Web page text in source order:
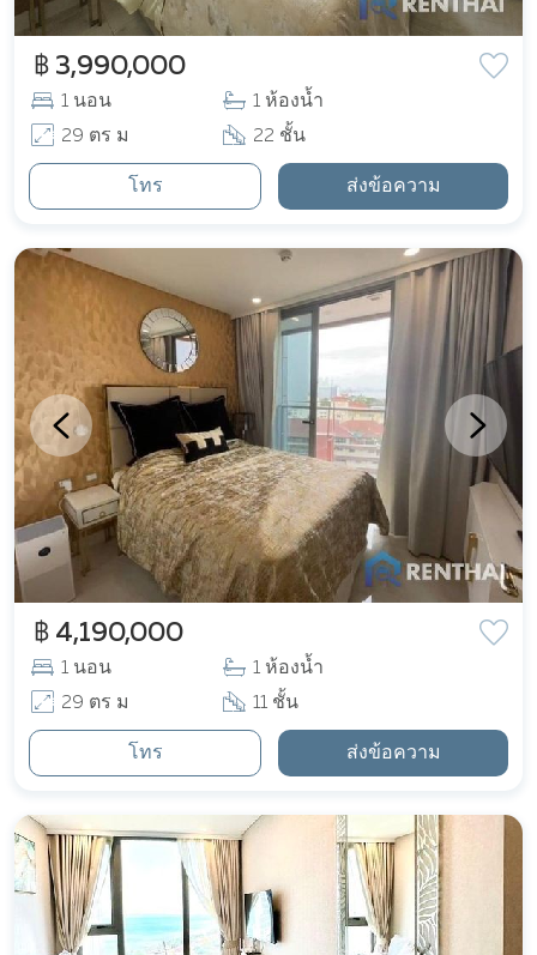
฿ 3,990,000
1 นอน
1 ห้องน้ำ
29 ตร ม
22 ชั้น
โทร ส่งข้อความ
฿ 4,190,000
1 นอน
1 ห้องน้ำ
29 ตร ม
11 ชั้น
โทร ส่งข้อความ